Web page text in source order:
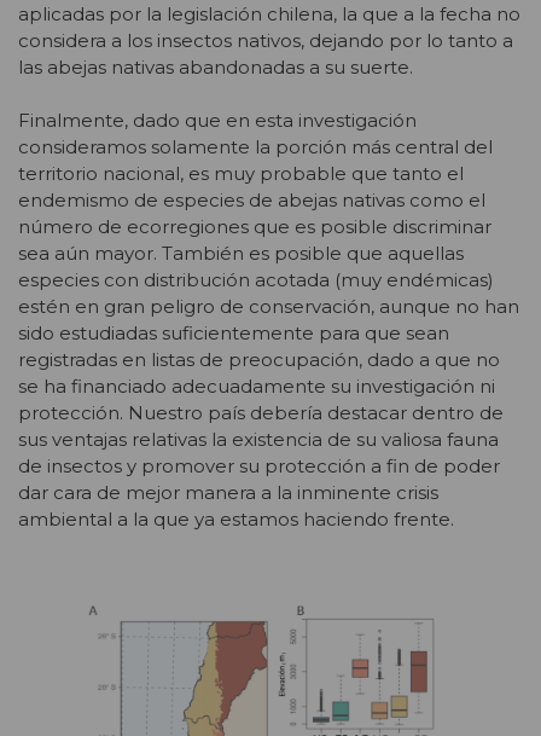
aplicadas por la legislación chilena, la que a la fecha no
considera a los insectos nativos, dejando por lo tanto a
las abejas nativas abandonadas a su suerte.
Finalmente, dado que en esta investigación
consideramos solamente la porción más central del
territorio nacional, es muy probable que tanto el
endemismo de especies de abejas nativas como el
número de ecorregiones que es posible discriminar
sea aún mayor. También es posible que aquellas
especies con distribución acotada (muy endémicas)
estén en gran peligro de conservación, aunque no han
sido estudiadas suficientemente para que sean
registradas en listas de preocupación, dado a que no
se ha financiado adecuadamente su investigación ni
protección. Nuestro país debería destacar dentro de
sus ventajas relativas la existencia de su valiosa fauna
de insectos y promover su protección a fin de poder
dar cara de mejor manera a la inminente crisis
ambiental a la que ya estamos haciendo frente.